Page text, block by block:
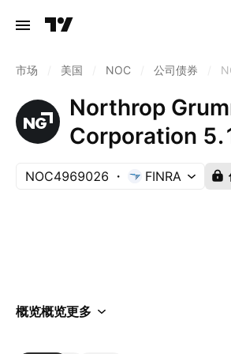
市场 美国 NOC 公司债券
Northrop
Corporation
MAY-2040
NOC4969026 FINRA
概览概览更多